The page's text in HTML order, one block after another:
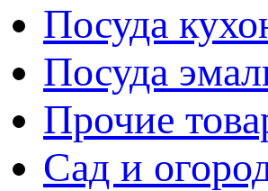
Посуда
Посуда
Прочие
Сад и